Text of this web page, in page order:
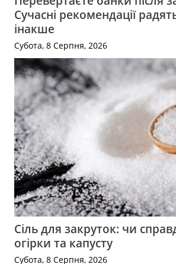
Сучасні рекомендації
інакше
Субота, 8 Серпня, 2026
Сіль для закруток: чи
огірки та капусту
Субота, 8 Серпня, 2026